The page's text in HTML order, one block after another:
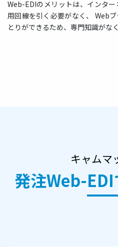
Web-EDIのメリットは、インタ
用回線を引く必要がなく、 Web
とりができるため、専門知識がな
キャムマ
発注Web-